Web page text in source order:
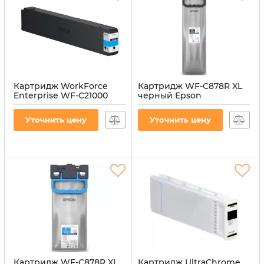
Картридж WorkForce
Enterprise WF-C21000
голубой Epson
CI-EPS-T02Y200-CY
Уточнить цену
Картридж WF-С878R XL
черный Epson
(C13T05A100)
Артикул:
Уточнить цену